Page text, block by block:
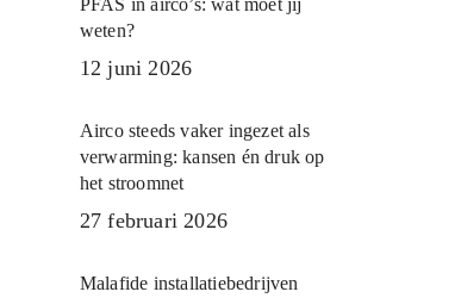
PFAS in airco’s: wat moet jij
weten?
12 juni 2026
Airco steeds vaker ingezet als
verwarming: kansen én druk op
het stroomnet
27 februari 2026
Malafide installatiebedrijven